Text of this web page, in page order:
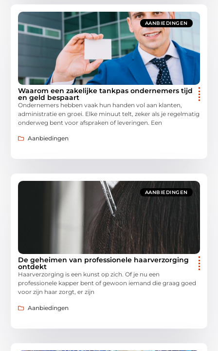
AANBIEDINGEN
Waarom een zakelijke tankpas ondernemers tijd
en geld bespaart
Ondernemers hebben vaak hun handen vol aan klanten,
administratie en groei. Elke minuut telt, zeker als je regelmatig
onderweg bent voor afspraken of leveringen. Een
Aanbiedingen
AANBIEDINGEN
De geheimen van professionele haarverzorging
ontdekt
Haarverzorging is een kunst op zich. Of je nu een
professionele kapper bent of gewoon iemand die graag goed
voor zijn haar zorgt, er zijn
Aanbiedingen